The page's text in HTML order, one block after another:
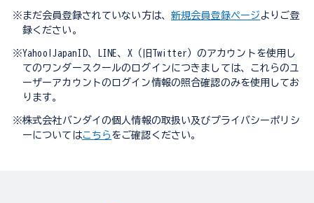
※まだ会員登録されていない方は、 新規会員登録ページ よりご登
録ください。
※Yahoo!JapanID、LINE、X（旧Twitter）のアカウントを使用し
てのワンダースクールのログインにつきましては、これらのユ
ーザーアカウントのログイン情報の照合確認のみを使用してお
ります。
※株式会社バンダイの個人情報の取扱い及びプライバシーポリシ
ーについてはこちら をご確認ください。